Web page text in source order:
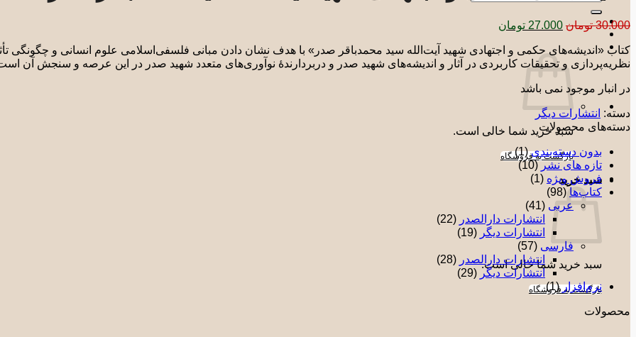
سبد خرید شما خالی است.
بازگشت به فروشگاه
سبد خرید
سبد خرید شما خالی است.
بازگشت به فروشگاه
30.000 تومان قیمت
30.000 تومان
بود.
27.000 تومان
27.000 تومان.
کتاب «اندیشه‌های حکمی و اجتهادی شهید آیت‌الله سید محمدباقر صدر» با هدف نشان دادن مبانی فلسفی‌اسلامی علوم انسانی و چگونگی
نظریه­‌پردازی و تحقیقات کاربردی در آثار و اندیشه­‌های شهید صدر و دربردارندۀ نوآوری‌های متعدد شهید صدر در این عرصه و سنجش آن
در انبار موجود نمی باشد
دسته: انتشارات دیگر
دسته‌های محصولات
بدون دسته‌بندی (1)
تازه های نشر (10)
فروش ویژه (1)
کتاب‌ها (98)
عربی (41)
انتشارات دارالصدر (22)
انتشارات دیگر (19)
فارسی (57)
انتشارات دارالصدر (28)
انتشارات دیگر (29)
نرم‌افزار (1)
محصولات